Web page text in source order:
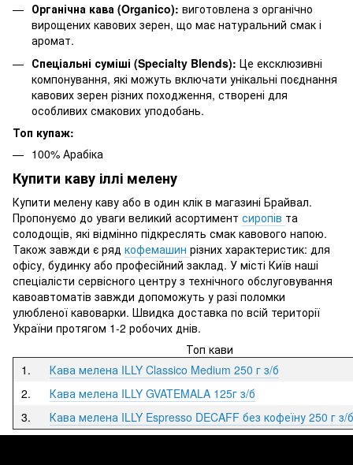
Органічна кава (Organico): виготовлена з органічно
вирощених кавових зерен, що має натуральний смак і
аромат.
Спеціальні суміші (Specialty Blends): Це ексклюзивні
компонування, які можуть включати унікальні поєднання
кавових зерен різних походження, створені для
особливих смакових уподобань.
Топ купаж:
100% Арабіка
Купити каву іллі мелену
Купити мелену каву або в один клік в магазині Брайвал.
Пропонуємо до уваги великий асортимент сиропів та
солодощів, які відмінно підкреслять смак кавового напою.
Також завжди є ряд кофемашин різних характеристик: для
офісу, будинку або професійний заклад. У місті Київ наші
спеціалісти сервісного центру з технічного обслуговування
кавоавтоматів завжди допоможуть у разі поломки
улюбленої кавоварки. Швидка доставка по всій території
України протягом 1-2 робочих днів.
Топ кави
1.
Кава мелена ILLY Classico Medium 250 г з/б
2.
Кава мелена ILLY GVATEMALA 125г з/б
3.
Кава мелена ILLY Espresso DECAFF без кофеїну 250 г з/б